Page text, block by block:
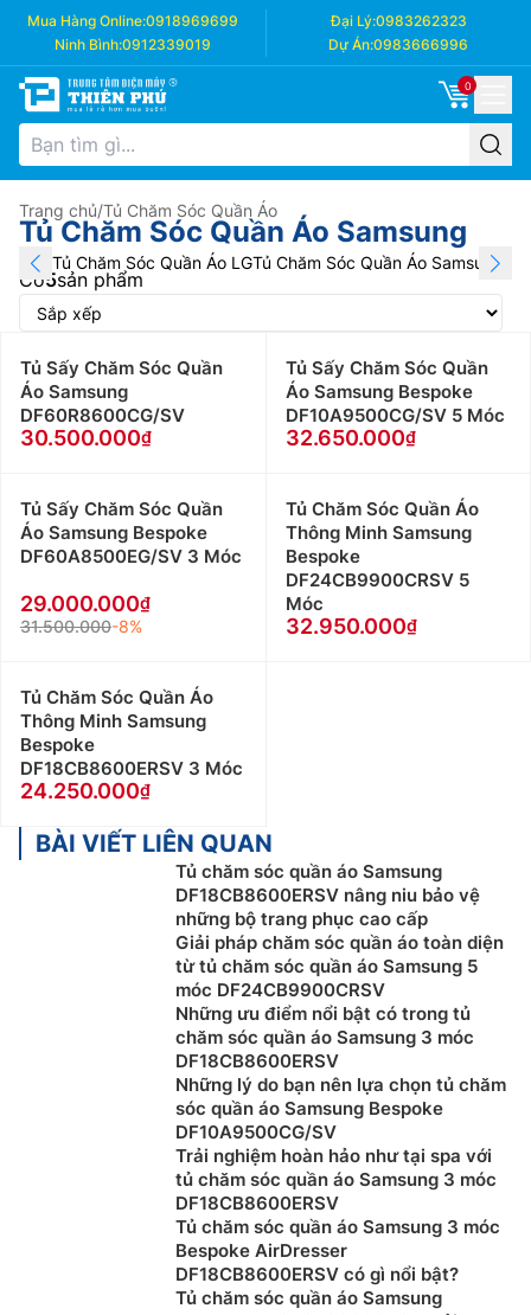
Mua Hàng Online:0918969699 Đại Lý:0983262323
Ninh Bình:0912339019 Dự Án:0983666996
0
Trang chủ/Tủ Chăm Sóc Quần Áo
Tủ Chăm Sóc Quần Áo Samsung
Tủ Chăm Sóc Quần Áo LGTủ Chăm Sóc Quần Áo Samsung
Có5sản phẩm
Tủ Sấy Chăm Sóc Quần
Áo Samsung
DF60R8600CG/SV
30.500.000
Tủ Sấy Chăm Sóc Quần
Áo Samsung Bespoke
DF10A9500CG/SV 5 Móc
32.650.000
Tủ Sấy Chăm Sóc Quần
Áo Samsung Bespoke
DF60A8500EG/SV 3 Móc
29.000.000
31.500.000-8%
Tủ Chăm Sóc Quần Áo
Thông Minh Samsung
Bespoke
DF24CB9900CRSV 5
Móc
32.950.000
Tủ Chăm Sóc Quần Áo
Thông Minh Samsung
Bespoke
DF18CB8600ERSV 3 Móc
24.250.000
BÀI VIẾT LIÊN QUAN
Tủ chăm sóc quần áo Samsung
DF18CB8600ERSV nâng niu bảo vệ
những bộ trang phục cao cấp
Giải pháp chăm sóc quần áo toàn diện
từ tủ chăm sóc quần áo Samsung 5
móc DF24CB9900CRSV
Những ưu điểm nổi bật có trong tủ
chăm sóc quần áo Samsung 3 móc
DF18CB8600ERSV
Những lý do bạn nên lựa chọn tủ chăm
sóc quần áo Samsung Bespoke
DF10A9500CG/SV
Trải nghiệm hoàn hảo như tại spa với
tủ chăm sóc quần áo Samsung 3 móc
DF18CB8600ERSV
Tủ chăm sóc quần áo Samsung 3 móc
Bespoke AirDresser
DF18CB8600ERSV có gì nổi bật?
Tủ chăm sóc quần áo Samsung